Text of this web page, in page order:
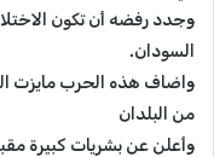
وجدد رفضه أن تكون
السودان.
واضاف هذه الحرب مايزت
من البلدان
وأعلن عن بشريات كبيرة